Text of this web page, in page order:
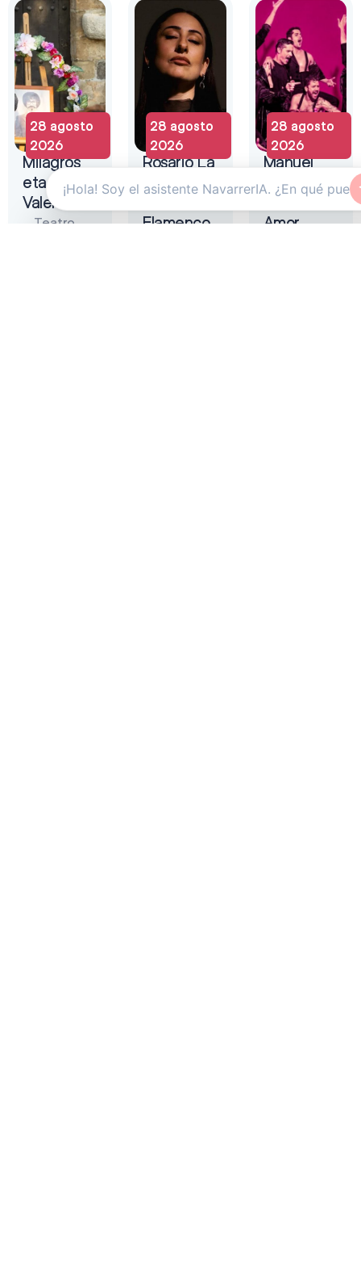
28 agosto
2026
Milagros
eta
Valentina
Teatro
28 agosto
2026
Rosario La
Tremendita
Flamenco
28 agosto
2026
Manuel
Liñán –
Muerta de
Amor